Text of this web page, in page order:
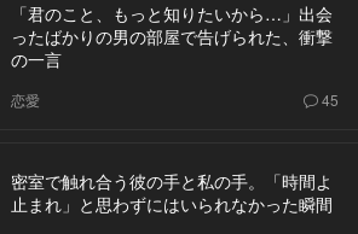
「君のこと、もっと知りたいから…」出会
ったばかりの男の部屋で告げられた、衝撃
の一言
恋愛 45
密室で触れ合う彼の手と私の手。「時間よ
止まれ」と思わずにはいられなかった瞬間